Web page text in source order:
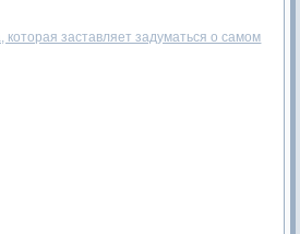
заставляет задуматься о самом